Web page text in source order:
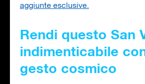
aggiunte esclusive.
Rendi questo San
indimenticabile
gesto cosmico